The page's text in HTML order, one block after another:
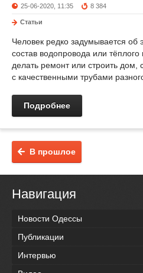
25-06-2020, 11:35 8 384
Статьи
Человек редко задумывается об
состав водопровода или
делать ремонт или строить дом,
с качественными трубами
Подробнее
В прошлое
Навигация
Новости Одессы
Публикации
Интервью